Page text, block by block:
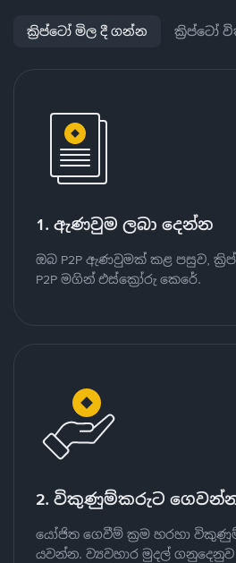
ක්‍රිප්ටෝ මිල දී ගන්න ක්‍රිප්ටෝ
1. ඇණවුම ලබා දෙන්න
ඔබ P2P ඇණවුමක් කළ පසුව,
P2P මගින් එස්ක්‍රෝරු කෙරේ.
2. විකුණුම්කරුට
යෝජිත ගෙවීම් ක්‍රම හරහා
යවන්න. ව්‍යවහාර මුදල්